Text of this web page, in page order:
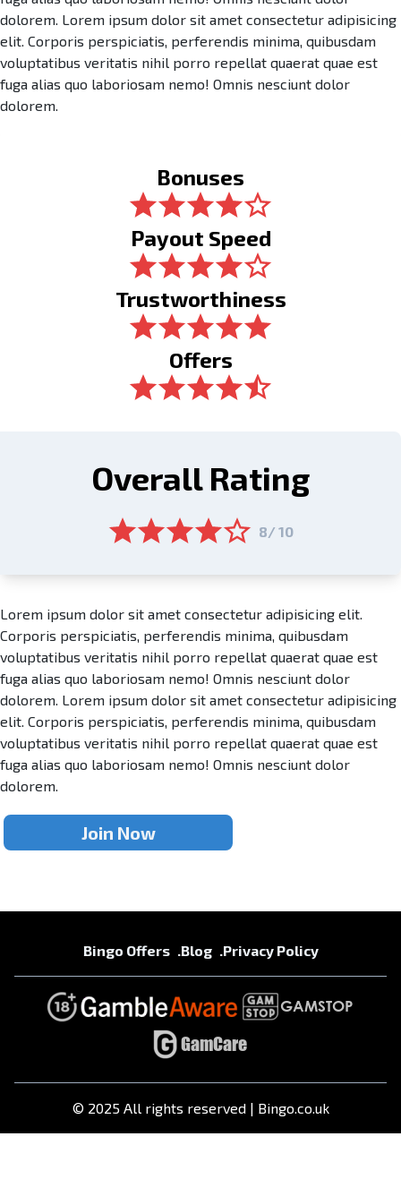
dolorem. Lorem ipsum dolor sit amet consectetur adipisicing
elit. Corporis perspiciatis, perferendis minima, quibusdam
voluptatibus veritatis nihil porro repellat quaerat quae est
fuga alias quo laboriosam nemo! Omnis nesciunt dolor
dolorem.
Bonuses
Payout Speed
Trustworthiness
Offers
Overall Rating
8/ 10
Lorem ipsum dolor sit amet consectetur adipisicing elit.
Corporis perspiciatis, perferendis minima, quibusdam
voluptatibus veritatis nihil porro repellat quaerat quae est
fuga alias quo laboriosam nemo! Omnis nesciunt dolor
dolorem. Lorem ipsum dolor sit amet consectetur adipisicing
elit. Corporis perspiciatis, perferendis minima, quibusdam
voluptatibus veritatis nihil porro repellat quaerat quae est
fuga alias quo laboriosam nemo! Omnis nesciunt dolor
dolorem.
Join Now
Bingo Offers Blog Privacy Policy
© 2025 All rights reserved | Bingo.co.uk